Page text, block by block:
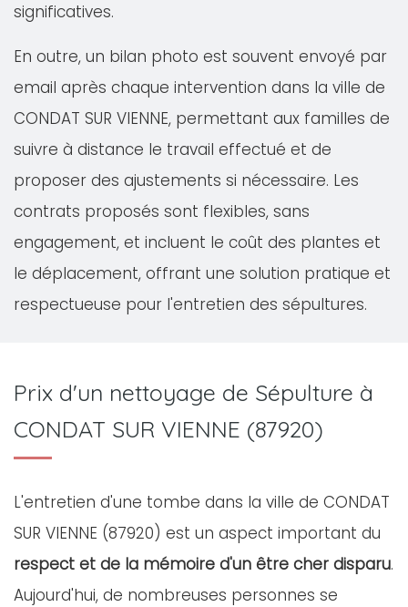
significatives.
En outre, un bilan photo est souvent envoyé par
email après chaque intervention dans la ville de
CONDAT SUR VIENNE, permettant aux familles de
suivre à distance le travail effectué et de
proposer des ajustements si nécessaire. Les
contrats proposés sont flexibles, sans
engagement, et incluent le coût des plantes et
le déplacement, offrant une solution pratique et
respectueuse pour l'entretien des sépultures.
Prix d'un nettoyage de Sépulture à
CONDAT SUR VIENNE (87920)
L'entretien d'une tombe dans la ville de CONDAT
SUR VIENNE (87920) est un aspect important du
respect et de la mémoire d'un être cher disparu.
Aujourd'hui, de nombreuses personnes se